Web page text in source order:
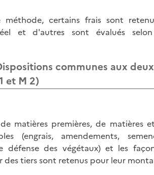
méthode, certains frais sont
et d'autres sont évalués
communes aux
et M 2)
matières premières, de matières
(engrais, amendements,
défense des végétaux) et les
des tiers sont retenus pour leur